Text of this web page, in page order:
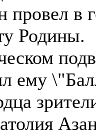
провел в
Родины.
ему